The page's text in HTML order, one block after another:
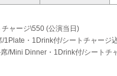
チャージ\550 (公演当日)
/1Plate・1Drink付/シートチャージ
/Mini Dinner・1Drink付/シートチ